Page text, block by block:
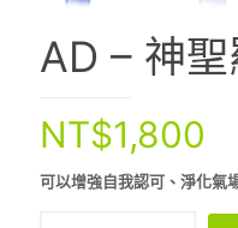
AD – 神
NT$1,800
可以增強自我認可、淨化氣